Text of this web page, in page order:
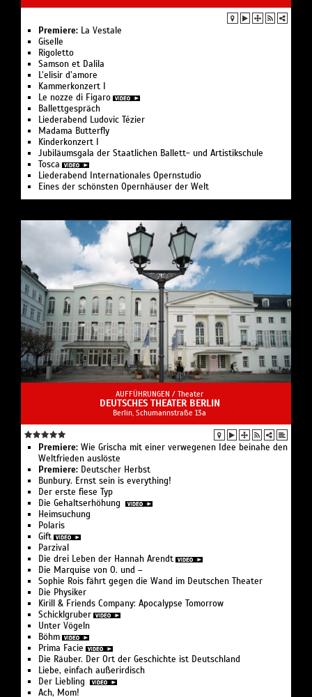
Premiere: La Vestale
Giselle
Rigoletto
Samson et Dalila
L’elisir d’amore
Kam­mer­kon­zert I
Le nozze di Figaro
Ballettgespräch
Liederabend Ludovic Tézier
Madama Butterfly
Kinderkonzert I
Jubiläumsgala der Staatlichen Ballett- und Artistikschule
Tosca
Liederabend Internationales Opernstudio
Eines der schönsten Opernhäuser der Welt
AUFFÜHRUNGEN / Theater
DEUTSCHES THEATER BERLIN
Berlin, Schumannstraße 13a
Premiere: Wie Grischa mit einer verwegenen Idee beinahe den
Weltfrieden auslöste
Premiere: Deutscher Herbst
Bunbury. Ernst sein is everything!
Der erste fiese Typ
Die Gehaltserhöhung
Heimsuchung
Polaris
Gift
Parzival
Die drei Leben der Hannah Arendt
Die Marquise von O. und –
Sophie Rois fährt gegen die Wand im Deutschen Theater
Die Physiker
Kirill & Friends Company: Apocalypse Tomorrow
Schicklgruber
Unter Vögeln
Böhm
Prima Facie
Die Räuber. Der Ort der Geschichte ist Deutschland
Liebe, einfach außerirdisch
Der Liebling
Ach, Mom!